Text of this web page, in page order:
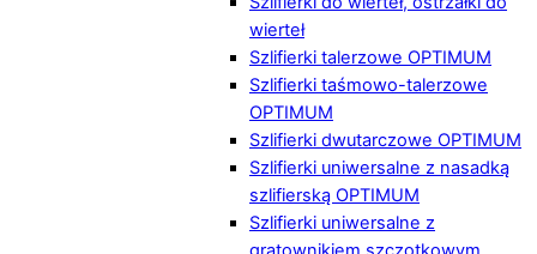
wierteł
Szlifierki talerzowe OPTIMUM
Szlifierki taśmowo-talerzowe
OPTIMUM
Szlifierki dwutarczowe OPTIMUM
Szlifierki uniwersalne z nasadką
szlifierską OPTIMUM
Szlifierki uniwersalne z